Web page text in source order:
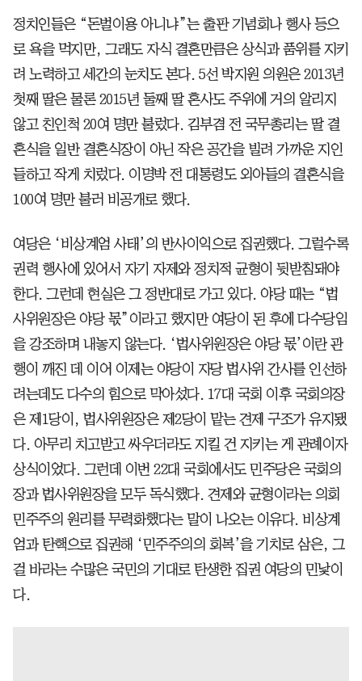
정치인들은 “돈벌이용 아니냐”는 출판 기념회나 행사 등으
로 욕을 먹지만, 그래도 자식 결혼만큼은 상식과 품위를 지키
려 노력하고 세간의 눈치도 본다. 5선 박지원 의원은 2013년
첫째 딸은 물론 2015년 둘째 딸 혼사도 주위에 거의 알리지
않고 친인척 20여 명만 불렀다. 김부겸 전 국무총리는 딸 결
혼식을 일반 결혼식장이 아닌 작은 공간을 빌려 가까운 지인
들하고 작게 치렀다. 이명박 전 대통령도 외아들의 결혼식을
100여 명만 불러 비공개로 했다.
여당은 ‘비상계엄 사태’의 반사이익으로 집권했다. 그럴수록
권력 행사에 있어서 자기 자제와 정치적 균형이 뒷받침돼야
한다. 그런데 현실은 그 정반대로 가고 있다. 야당 때는 “법
사위원장은 야당 몫”이라고 했지만 여당이 된 후에 다수당임
을 강조하며 내놓지 않는다. ‘법사위원장은 야당 몫’이란 관
행이 깨진 데 이어 이제는 야당이 자당 법사위 간사를 인선하
려는데도 다수의 힘으로 막아섰다. 17대 국회 이후 국회의장
은 제1당이, 법사위원장은 제2당이 맡는 견제 구조가 유지됐
다. 아무리 치고받고 싸우더라도 지킬 건 지키는 게 관례이자
상식이었다. 그런데 이번 22대 국회에서도 민주당은 국회의
장과 법사위원장을 모두 독식했다. 견제와 균형이라는 의회
민주주의 원리를 무력화했다는 말이 나오는 이유다. 비상계
엄과 탄핵으로 집권해 ‘민주주의의 회복’을 기치로 삼은, 그
걸 바라는 수많은 국민의 기대로 탄생한 집권 여당의 민낯이
다.